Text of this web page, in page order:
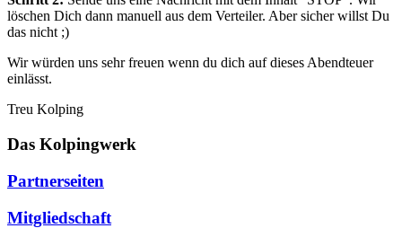
löschen Dich dann manuell aus dem Verteiler. Aber sicher willst Du
das nicht ;)
Wir würden uns sehr freuen wenn du dich auf dieses Abendteuer
einlässt.
Treu Kolping
Das Kolpingwerk
Partnerseiten
Mitgliedschaft